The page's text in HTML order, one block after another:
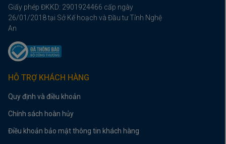
Giấy phép ĐKKD: 2901924466 cấp ngày
26/01/2018 tại Sở Kế hoạch và Đầu tư Tỉnh Nghệ
An
HỖ TRỢ KHÁCH HÀNG
Quy định và điều khoản
Chính sách hoàn hủy
Điều khoản bảo mật thông tin khách hàng